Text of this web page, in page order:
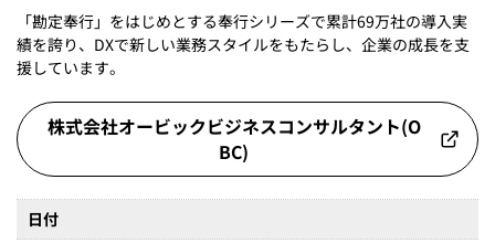
「勘定奉行」をはじめとする奉行シリーズで累計69万社の導入実
績を誇り、DXで新しい業務スタイルをもたらし、企業の成長を支
援しています。
株式会社オービックビジネスコンサルタント(O
BC)
日付